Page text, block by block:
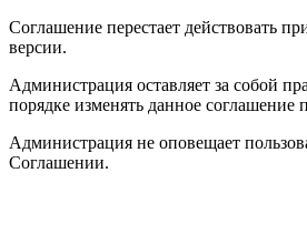
Соглашение перестает действовать
версии.
Администрация оставляет за собой
порядке изменять данное соглашение
Администрация не оповещает
Соглашении.